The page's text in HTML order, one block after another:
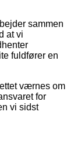
sammen
at vi
fuldfører en
værnes om
for
vi sidst